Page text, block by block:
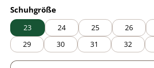
Schuhgrößeauswählen
23 24 25 26
29
30 31 32